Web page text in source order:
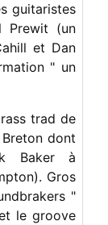
guitaristes
Prewit (un
et Dan
" un
trad de
dont
Baker à
Gros
"
le groove